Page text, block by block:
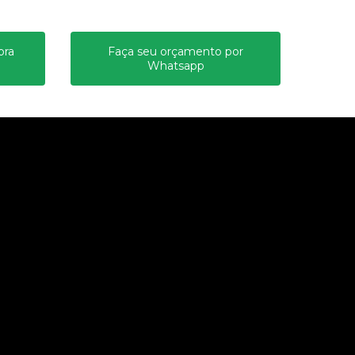
Faça seu orçamento por
Whatsapp